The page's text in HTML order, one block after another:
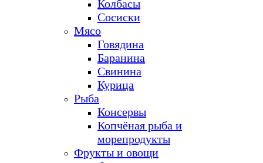
Колбасы
Сосиски
Мясо
Говядина
Баранина
Свинина
Курица
Рыба
Консервы
Копчёная рыба и
морепродукты
Фрукты и овощи